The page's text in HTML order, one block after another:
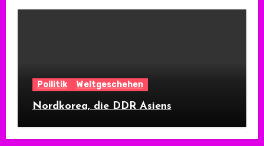
Poilitik Weltgeschehen
Nordkorea, die DDR Asiens